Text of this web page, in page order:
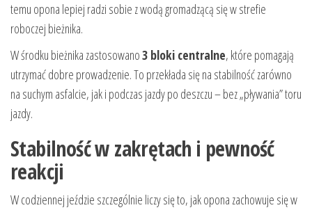
temu opona lepiej radzi sobie z wodą gromadzącą się w strefie
roboczej bieżnika.
W środku bieżnika zastosowano3 bloki centralne, które pomagają
utrzymać dobre prowadzenie. To przekłada się na stabilność zarówno
na suchym asfalcie, jak i podczas jazdy po deszczu – bez „pływania” toru
jazdy.
Stabilność w zakrętach i pewność
reakcji
W codziennej jeździe szczególnie liczy się to, jak opona zachowuje się w